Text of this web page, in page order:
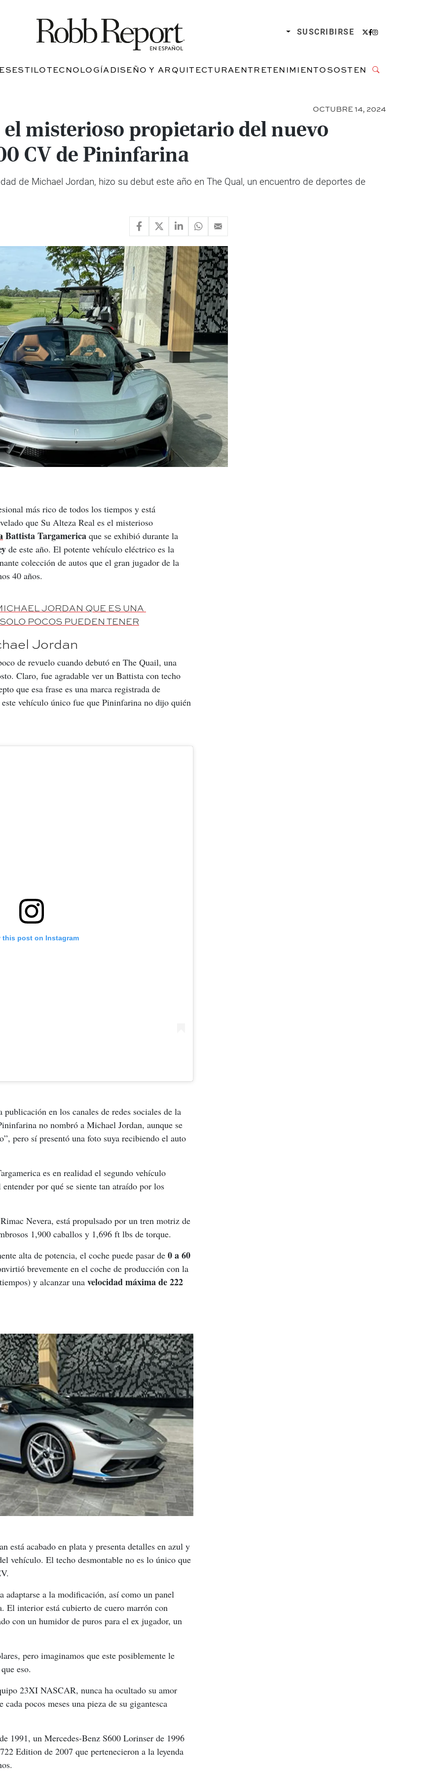
SUSCRIBIRSE
ESTILOTECNOLOGÍADISEÑO Y ARQUITECTURAENTRETENIMIENTOSOSTENIBILIDAD
OCTUBRE 14, 2024
el misterioso propietario del nuevo
CV de Pininfarina
de Michael Jordan, hizo su debut este año en The Qual, un encuentro de deportes de
más rico de todos los tiempos y está
que Su Alteza Real es el misterioso
Battista Targamerica que se exhibió durante la
de este año. El potente vehículo eléctrico es la
colección de autos que el gran jugador de la
40 años.
JORDAN QUE ES UNA
POCOS PUEDEN TENER
Jordan
de revuelo cuando debutó en The Quail, una
Claro, fue agradable ver un Battista con techo
que esa frase es una marca registrada de
vehículo único fue que Pininfarina no dijo quién
this post on Instagram
en los canales de redes sociales de la
no nombró a Michael Jordan, aunque se
pero sí presentó una foto suya recibiendo el auto
es en realidad el segundo vehículo
por qué se siente tan atraído por los
Nevera, está propulsado por un tren motriz de
1,900 caballos y 1,696 ft lbs de torque.
alta de potencia, el coche puede pasar de 0 a 60
brevemente en el coche de producción con la
y alcanzar una velocidad máxima de 222
está acabado en plata y presenta detalles en azul y
vehículo. El techo desmontable no es lo único que
adaptarse a la modificación, así como un panel
El interior está cubierto de cuero marrón con
con un humidor de puros para el ex jugador, un
pero imaginamos que este posiblemente le
eso.
23XI NASCAR, nunca ha ocultado su amor
pocos meses una pieza de su gigantesca
1991, un Mercedes-Benz S600 Lorinser de 1996
Edition de 2007 que pertenecieron a la leyenda